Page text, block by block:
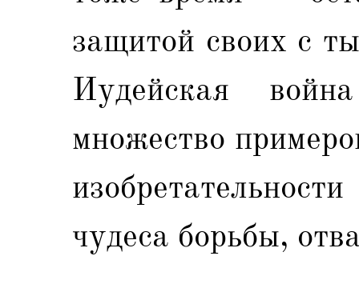
защитой своих с
Иудейская
множество
чудеса борьбы,